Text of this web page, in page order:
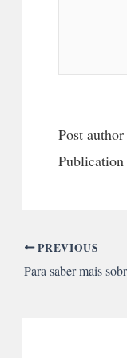
Post author
PREVIOUS
Para saber mais